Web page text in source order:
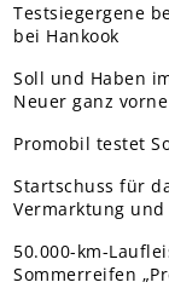
Testsiegergene
bei Hankook
Soll und Haben
Neuer ganz vorne
Promobil testet
Startschuss für
Vermarktung
50.000-km-
Sommerreifen